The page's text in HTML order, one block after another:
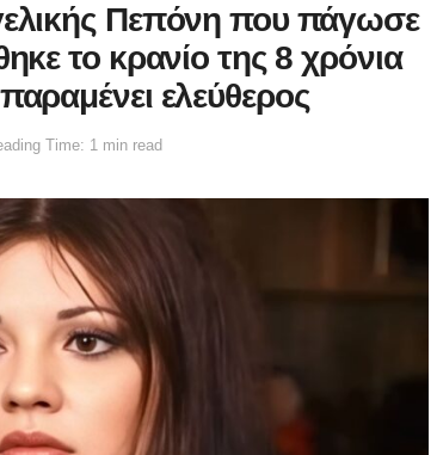
Πεπόνη που πάγωσε
το κρανίο της 8 χρόνια
ελεύθερος
Time: 1 min read